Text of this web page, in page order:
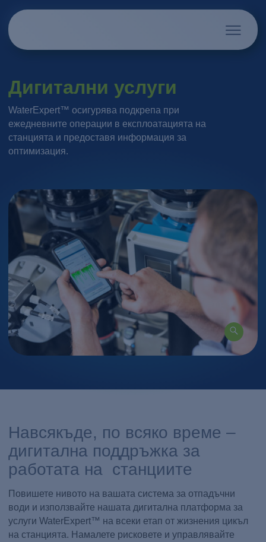
Дигитални услуги
WaterExpert™ осигурява подкрепа при
ежедневните операции в експлоатацията на
станцията и предоставя информация за
оптимизация.
Навсякъде, по всяко време –
дигитална поддръжка за
работата на станциите
Повишете нивото на вашата система за отпадъчни
води и използвайте нашата дигитална платформа за
услуги WaterExpert™ на всеки етап от жизнения цикъл
на станцията. Намалете рисковете и управлявайте